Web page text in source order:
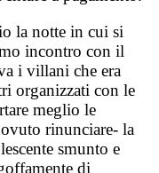
la notte in cui si
incontro con il
i villani che era
organizzati con le
meglio le
rinunciare- la
smunto e
di